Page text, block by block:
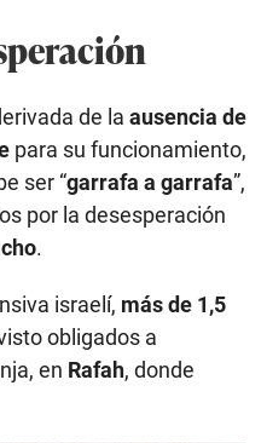
de la ausencia de
para su funcionamiento,
ser “garrafa a garrafa”,
por la desesperación
.
israelí, más de 1,5
obligados a
en Rafah, donde